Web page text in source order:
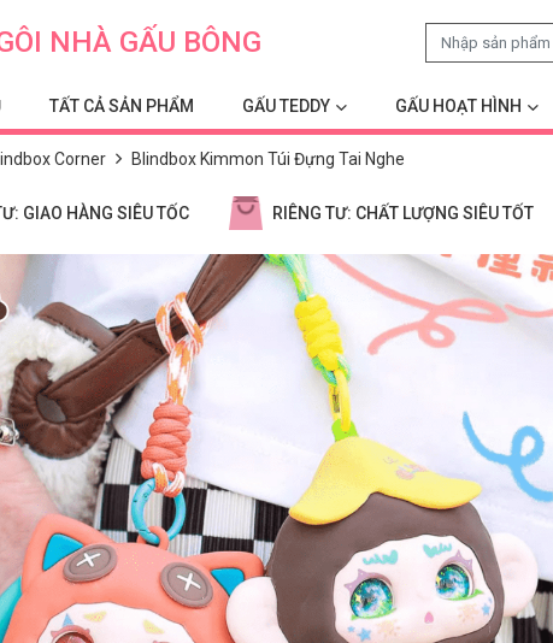
NHÀ GẤU BÔNG
TẤT CẢ SẢN PHẨM GẤU TEDDY GẤU HOẠT HÌNH
Corner Blindbox Kimmon Túi Đựng Tai Nghe
GIAO HÀNG SIÊU TỐC RIÊNG TƯ: CHẤT LƯỢNG SIÊU TỐT